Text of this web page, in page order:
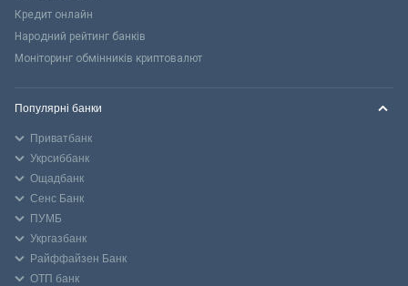
Кредит онлайн
Народний рейтинг банків
Моніторинг обмінників криптовалют
Популярні банки
Приватбанк
Укрсиббанк
Ощадбанк
Сенс Банк
ПУМБ
Укргазбанк
Райффайзен Банк
ОТП банк